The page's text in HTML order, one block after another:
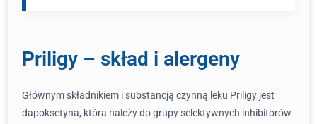
Priligy – skład i alergeny
Głównym składnikiem i substancją czynną leku Priligy jest
dapoksetyna, która należy do grupy selektywnych inhibitorów